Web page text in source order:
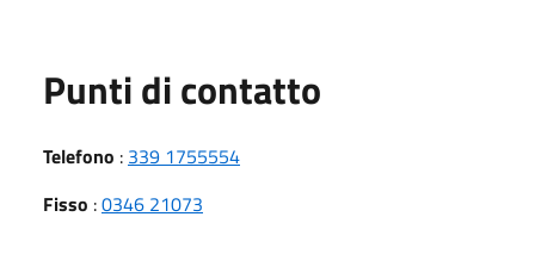
Punti di contatto
Telefono : 339 1755554
Fisso :0346 21073